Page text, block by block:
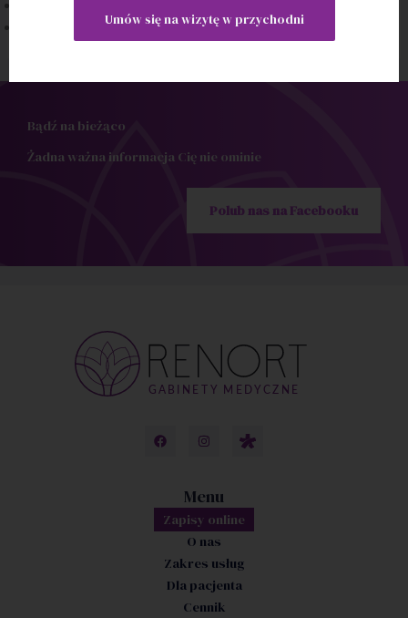
VitalStim
Bądź na bieżąco
Żadna ważna informacja Cię nie ominie
Polub nas na Facebooku
Menu
Zapisy online
O nas
Zakres usług
Dla pacjenta
Cennik
Umów się na wizytę w przychodni